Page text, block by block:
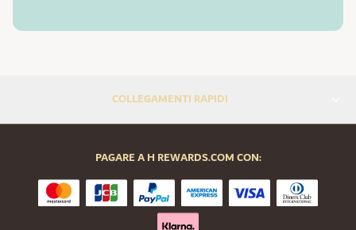
COLLEGAMENTI RAPIDI
PAGARE A H REWARDS.COM CON: